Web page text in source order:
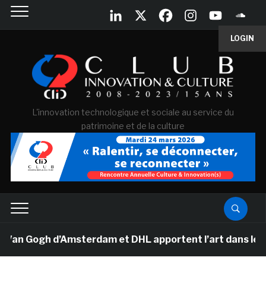
LOGIN
L'innovation technologique et sociale au service du
patrimoine et de la culture
Gogh d’Amsterdam et DHL apportent l’art dans